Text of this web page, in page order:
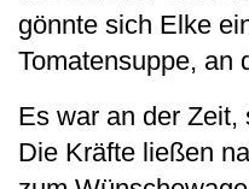
gönnte sich Elke
Tomatensuppe, an
Es war an der Zeit,
Die Kräfte ließen